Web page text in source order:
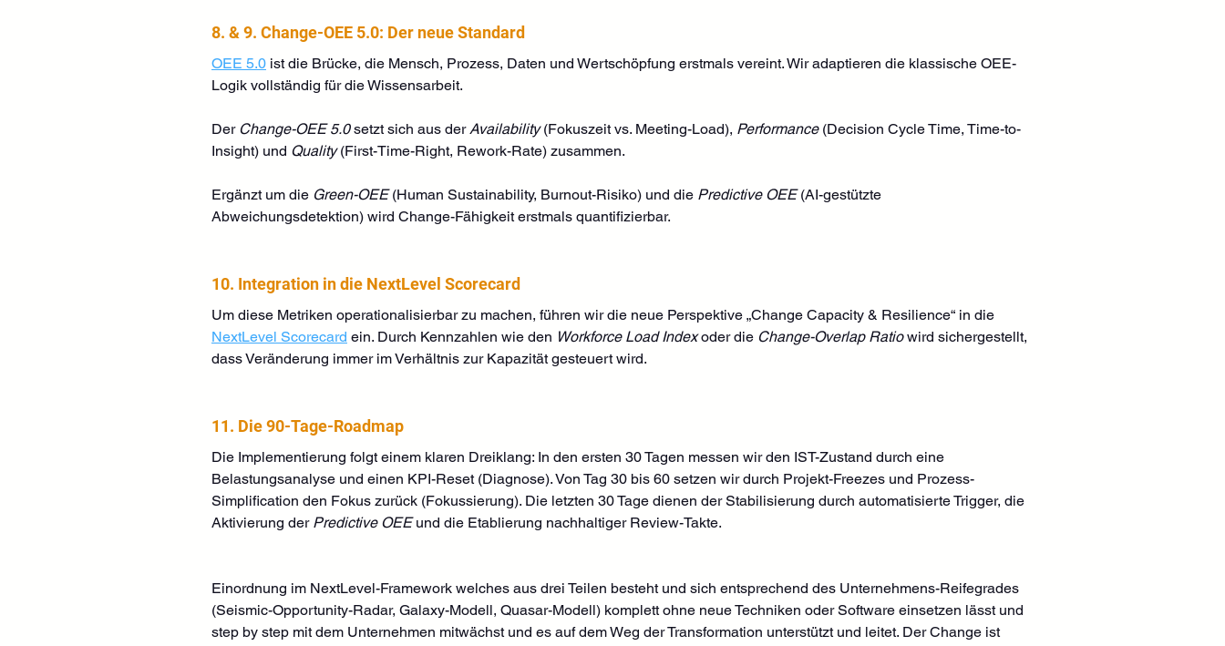
8. & 9. Change-OEE 5.0: Der neue Standard
OEE 5.0 ist die Brücke, die Mensch, Prozess, Daten und Wertschöpfung erstmals vereint. Wir adaptieren die klassische OEE-
Logik vollständig für die Wissensarbeit.
Der Change-OEE 5.0 setzt sich aus der Availability (Fokuszeit vs. Meeting-Load), Performance (Decision Cycle Time, Time-to-
Insight) und Quality (First-Time-Right, Rework-Rate) zusammen.
Ergänzt um die Green-OEE (Human Sustainability, Burnout-Risiko) und die Predictive OEE (AI-gestützte
Abweichungsdetektion) wird Change-Fähigkeit erstmals quantifizierbar.
10. Integration in die NextLevel Scorecard
Um diese Metriken operationalisierbar zu machen, führen wir die neue Perspektive „Change Capacity & Resilience“ in die
NextLevel Scorecard ein. Durch Kennzahlen wie den Workforce Load Index oder die Change-Overlap Ratio wird sichergestellt,
dass Veränderung immer im Verhältnis zur Kapazität gesteuert wird.
11. Die 90-Tage-Roadmap
Die Implementierung folgt einem klaren Dreiklang: In den ersten 30 Tagen messen wir den IST-Zustand durch eine
Belastungsanalyse und einen KPI-Reset (Diagnose). Von Tag 30 bis 60 setzen wir durch Projekt-Freezes und Prozess-
Simplification den Fokus zurück (Fokussierung). Die letzten 30 Tage dienen der Stabilisierung durch automatisierte Trigger, die
Aktivierung der Predictive OEE und die Etablierung nachhaltiger Review-Takte.
Einordnung im NextLevel-Framework welches aus drei Teilen besteht und sich entsprechend des Unternehmens-Reifegrades
(Seismic-Opportunity-Radar, Galaxy-Modell, Quasar-Modell) komplett ohne neue Techniken oder Software einsetzen lässt und
step by step mit dem Unternehmen mitwächst und es auf dem Weg der Transformation unterstützt und leitet. Der Change ist